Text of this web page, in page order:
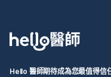
Hello 醫師期待成為您最值得信